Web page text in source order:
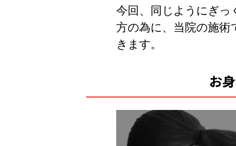
今回、同じようにぎっ
方の為に、当院の施術
きます。
お